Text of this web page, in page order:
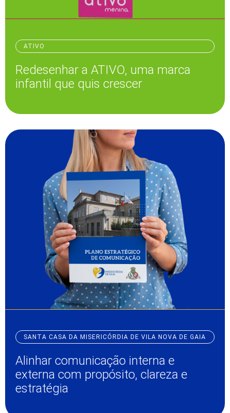
ATIVO
Redesenhar a ATIVO, uma marca
infantil que quis crescer
SANTA CASA DA MISERICÓRDIA DE VILA NOVA DE GAIA
Alinhar comunicação interna e
externa com propósito, clareza e
estratégia